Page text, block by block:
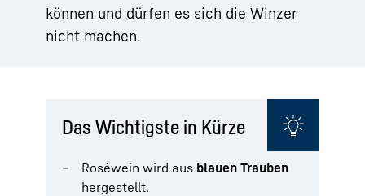
können und dürfen es sich die Winzer
nicht machen.
Das Wichtigste in Kürze
Roséwein wird aus blauen Trauben
hergestellt.